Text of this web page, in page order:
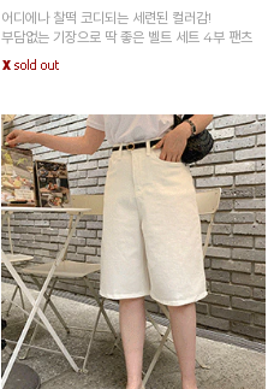
어디에나 찰떡 코디되는 세련된 컬러감!
부담없는 기장으로 딱 좋은 벨트 세트 4부 팬츠